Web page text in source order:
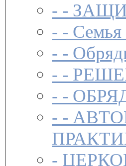
- -
- - Семья
- -
- -
- -
- -
-